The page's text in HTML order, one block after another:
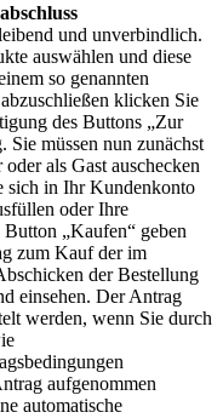
und unverbindlich.
auswählen und diese
so genannten
klicken Sie
des Buttons „Zur
Sie müssen nun zunächst
als Gast auschecken
sich in Ihr Kundenkonto
oder Ihre
„Kaufen“ geben
zum Kauf der im
der Bestellung
einsehen. Der Antrag
werden, wenn Sie durch
aufgenommen
automatische